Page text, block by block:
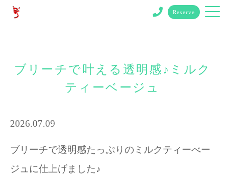
Reserve
ブリーチで叶える透明感♪ミルク
ティーベージュ
2026.07.09
ブリーチで透明感たっぷりのミルクティーべー
ジュに仕上げました♪